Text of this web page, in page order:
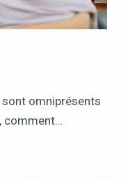
sont omniprésents
comment…